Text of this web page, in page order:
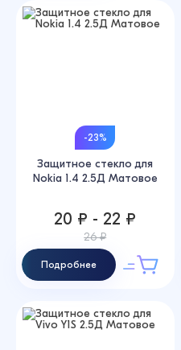
-23%
Защитное стекло для
Nokia 1.4 2.5Д Матовое
20 ₽ - 22 ₽
26 ₽
Подробнее